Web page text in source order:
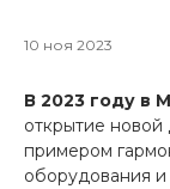
10 ноя 2023
В 2023 году в
открытие новой
примером
оборудования